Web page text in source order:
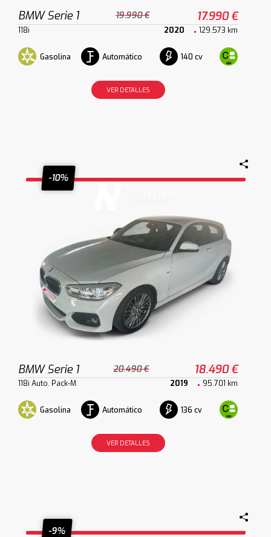
BMW Serie 1 19.990 € 17.990 €
118i 2020 129.573 km
Gasolina Automático 140 cv
VER DETALLES
-10%
BMW Serie 1 20.490 € 18.490 €
118i Auto. Pack-M 2019 95.701 km
Gasolina Automático 136 cv
VER DETALLES
-9%